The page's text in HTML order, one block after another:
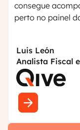
consegue
perto no painel
Luis León
Analista Fiscal